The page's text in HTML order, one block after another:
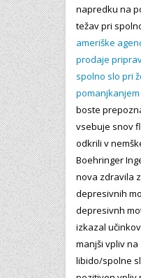
napredku na
težav pri
ameriške
prodaje
spolno slo pri
boste
vsebuje snov
odkrili v
Boehringer
nova zdravila
depresivnih
depresivnh
izkazal
manjši vpliv
libido/spolne